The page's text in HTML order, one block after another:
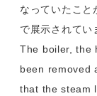
なっていたこと
で展示されてい
The boiler, the
been removed
that the steam